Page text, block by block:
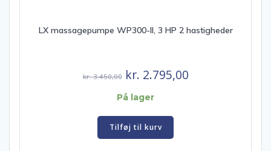
LX massagepumpe WP300-II, 3 HP 2 hastigheder
kr.3.450,00 Den
oprindelige
var:
kr. 3.450,00.
kr. 2.795,00Den
På lager
Tilføj til kurv